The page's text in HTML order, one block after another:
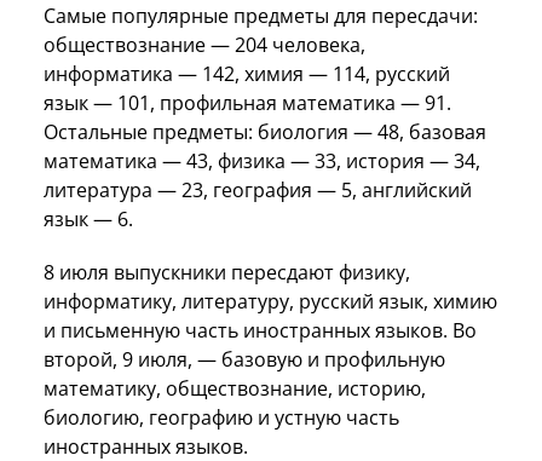
Самые популярные предметы для пересдачи:
обществознание — 204 человека,
информатика — 142, химия — 114, русский
язык — 101, профильная математика — 91.
Остальные предметы: биология — 48, базовая
математика — 43, физика — 33, история — 34,
литература — 23, география — 5, английский
язык — 6.
8 июля выпускники пересдают физику,
информатику, литературу, русский язык, химию
и письменную часть иностранных языков. Во
второй, 9 июля, — базовую и профильную
математику, обществознание, историю,
биологию, географию и устную часть
иностранных языков.